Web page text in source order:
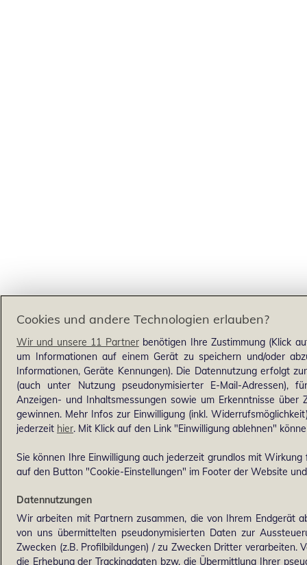
Cookies und andere Technologien erlauben?
Wir und unsere 11 Partnerbenötigen Ihre Zustimmung (Klick
um Informationen auf einem Gerät zu speichern und/oder
Informationen, Geräte Kennungen). Die Datennutzung erfolgt
(auch unter Nutzung pseudonymisierter E-Mail-Adressen),
Anzeigen- und Inhaltsmessungen sowie um Erkenntnisse über
gewinnen. Mehr Infos zur Einwilligung (inkl.
jederzeit hier. Mit Klick auf den Link "Einwilligung ablehnen"
Sie können Ihre Einwilligung auch jederzeit grundlos mit
auf den Button "Cookie-Einstellungen" im Footer der Website
Datennutzungen
Wir arbeiten mit Partnern zusammen, die von Ihrem Endgerät
von uns übermittelten pseudonymisierten Daten zur
Zwecken (z.B. Profilbildungen) / zu Zwecken Dritter verarbeiten.
die Erhebung der Trackingdaten bzw. die Übermittlung Ihrer